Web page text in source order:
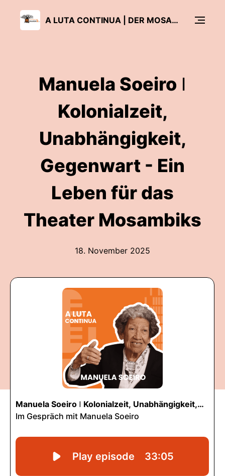
A LUTA CONTINUA | DER MOSAMBIK-PODCAST
Manuela Soeiro ǀ
Kolonialzeit,
Unabhängigkeit,
Gegenwart - Ein
Leben für das
Theater Mosambiks
18. November 2025